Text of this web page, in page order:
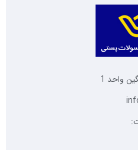
واحد 1